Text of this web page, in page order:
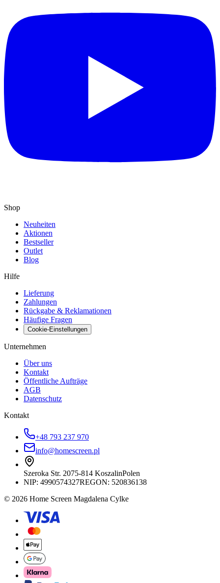
Shop
Neuheiten
Aktionen
Bestseller
Outlet
Blog
Hilfe
Lieferung
Zahlungen
Rückgabe & Reklamationen
Häufige Fragen
Cookie-Einstellungen
Unternehmen
Über uns
Kontakt
Öffentliche Aufträge
AGB
Datenschutz
Kontakt
+48 793 237 970
info@homescreen.pl
Szeroka Str. 2075-814 KoszalinPolen
NIP: 4990574327REGON: 520836138
© 2026 Home Screen Magdalena Cylke